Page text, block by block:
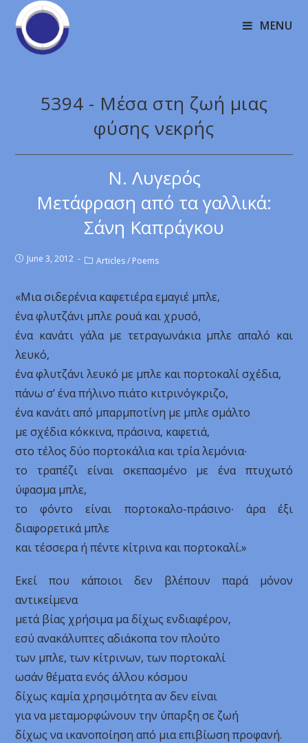
MENU
5394 - Μέσα στη ζωή μιας
φύσης νεκρής
Ν. Λυγερός
Μετάφραση από τα γαλλικά:
Σάνη Καπράγκου
June 3, 2012 Articles / Poems
«Μια σιδερένια καφετιέρα εμαγιέ μπλε,
ένα φλυτζάνι μπλε ρουά και χρυσό,
ένα κανάτι γάλα με τετραγωνάκια μπλε απαλό και
λευκό,
ένα φλυτζάνι λευκό με μπλε και πορτοκαλί σχέδια,
πάνω σ’ ένα πήλινο πιάτο κιτρινόγκριζο,
ένα κανάτι από μπαρμποτίνη με μπλε σμάλτο
με σχέδια κόκκινα, πράσινα, καφετιά,
στο τέλος δύο πορτοκάλια και τρία λεμόνια∙
το τραπέζι είναι σκεπασμένο με ένα πτυχωτό
ύφασμα μπλε,
το φόντο είναι πορτοκαλο-πράσινο∙ άρα έξι
διαφορετικά μπλε
και τέσσερα ή πέντε κίτρινα και πορτοκαλί.»
Εκεί που κάποιοι δεν βλέπουν παρά μόνον
αντικείμενα
μετά βίας χρήσιμα μα δίχως ενδιαφέρον,
εσύ ανακάλυπτες αδιάκοπα τον πλούτο
των μπλε, των κίτρινων, των πορτοκαλί
ωσάν θέματα ενός άλλου κόσμου
δίχως καμία χρησιμότητα αν δεν είναι
για να μεταμορφώνουν την ύπαρξη σε ζωή
δίχως να ικανοποίηση από μια επιβίωση προφανή.